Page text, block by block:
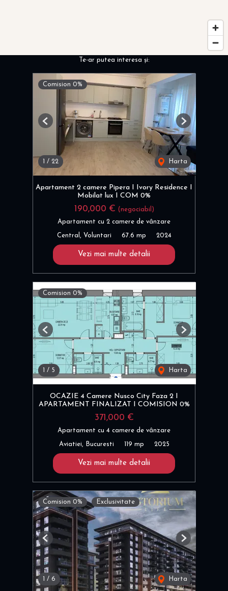
Te-ar putea interesa și:
Comision 0%
/ 22 Harta
Previous Next
Apartament 2 camere Pipera I Ivory Residence I
Mobilat lux I COM 0%
190,000 € (negociabil)
Apartament cu 2 camere de vânzare
Central, Voluntari 67.6 mp 2024
Vezi mai multe detalii
Comision 0%
1 / 5 Harta
Previous Next
OCAZIE 4 Camere Nusco City Faza 2 I
APARTAMENT FINALIZAT I COMISION 0%
371,000 €
Apartament cu 4 camere de vânzare
Aviatiei, Bucuresti 119 mp 2025
Vezi mai multe detalii
Comision 0% Exclusivitate
1 / 6 Harta
Previous Next